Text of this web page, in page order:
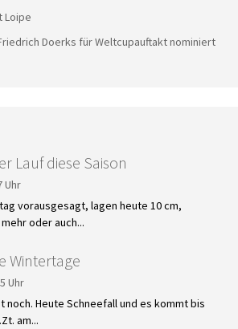
Loipe
Doerks für Weltcupauftakt nominiert
Lauf diese Saison
Uhr
vorausgesagt, lagen heute 10 cm,
oder auch...
Wintertage
Uhr
noch. Heute Schneefall und es kommt bis
am...